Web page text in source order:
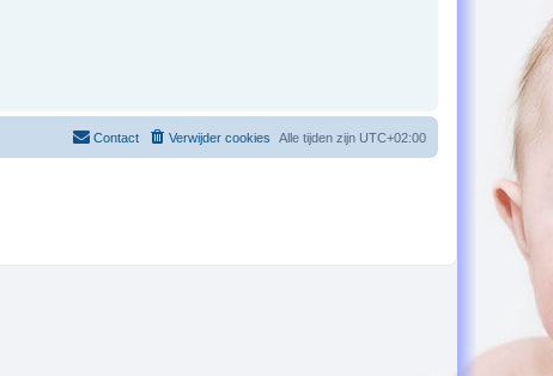
Alle tijden zijn UTC+02:00
Verwijder cookies
Contact